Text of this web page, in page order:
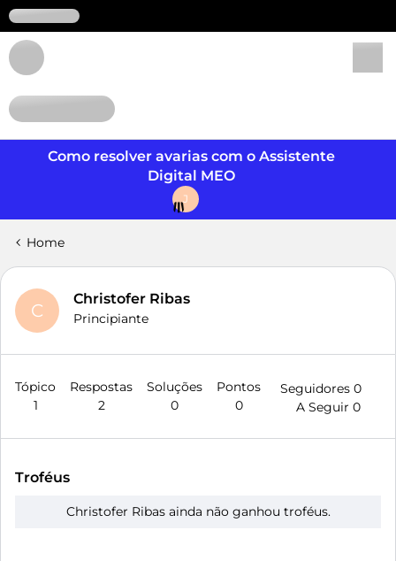
Como resolver avarias com o Assistente
Digital MEO
J
Home
C
Christofer Ribas
Principiante
Tópico
1
Respostas
2
Soluções
0
Pontos
0
Seguidores 0
A Seguir 0
Troféus
Christofer Ribas ainda não ganhou troféus.